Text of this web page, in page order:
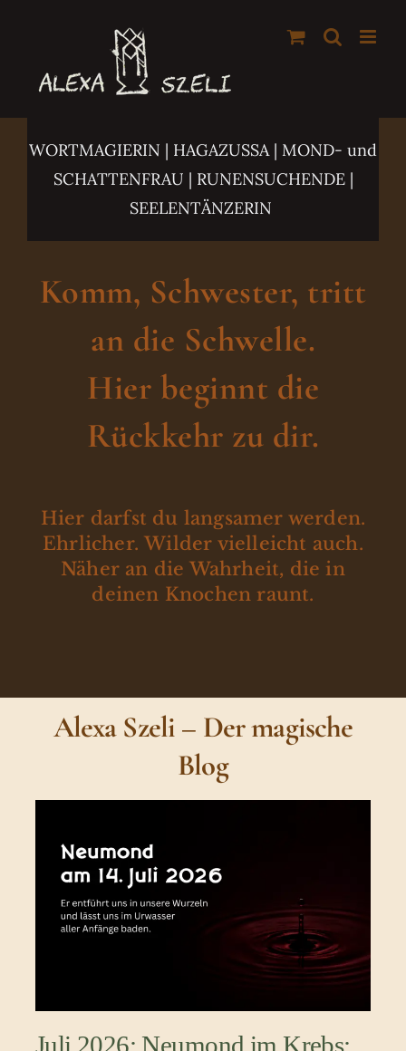
springen
WORTMAGIERIN | HAGAZUSSA | MOND- und
SCHATTENFRAU | RUNENSUCHENDE |
SEELENTÄNZERIN
Komm, Schwester, tritt
an die Schwelle.
Hier beginnt die
Rückkehr zu dir.
Hier darfst du langsamer werden.
Ehrlicher. Wilder vielleicht auch.
Näher an die Wahrheit, die in
deinen Knochen raunt.
Alexa Szeli – Der magische
Blog
Juli 2026: Neumond im Krebs: